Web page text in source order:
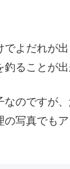
でよだれが
ることが
なのですが
の写真でも